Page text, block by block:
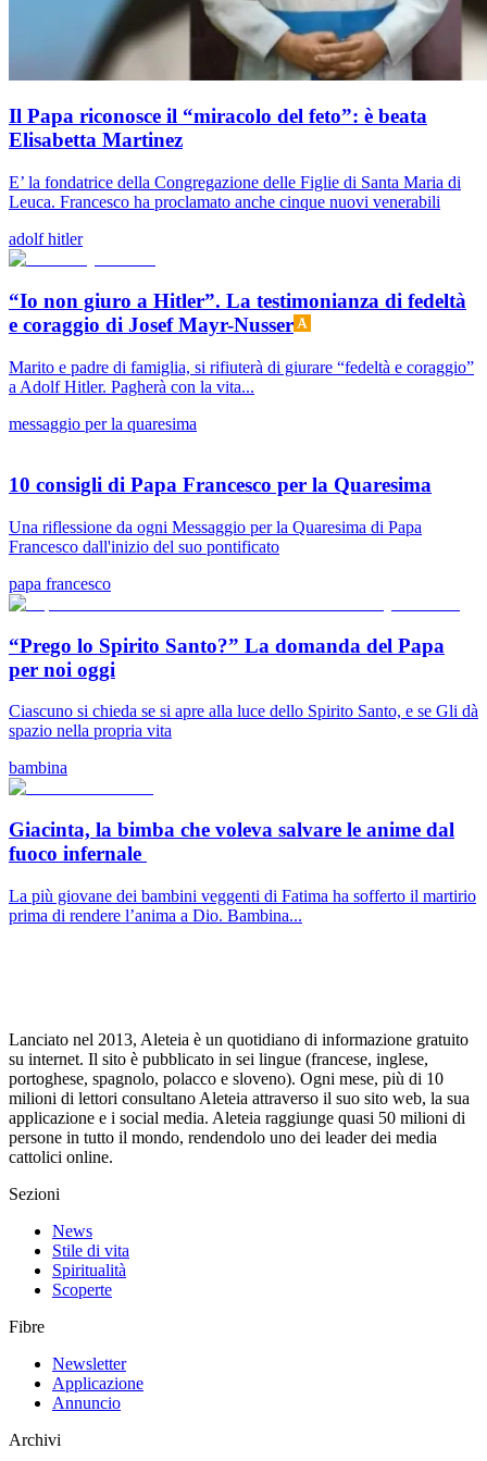
Il Papa riconosce il “miracolo del feto”: è beata
Elisabetta Martinez
E’ la fondatrice della Congregazione delle Figlie di Santa Maria di
Leuca. Francesco ha proclamato anche cinque nuovi venerabili
adolf hitler
“Io non giuro a Hitler”. La testimonianza di fedeltà
e coraggio di Josef Mayr-Nusser
Marito e padre di famiglia, si rifiuterà di giurare “fedeltà e coraggio”
a Adolf Hitler. Pagherà con la vita...
messaggio per la quaresima
10 consigli di Papa Francesco per la Quaresima
Una riflessione da ogni Messaggio per la Quaresima di Papa
Francesco dall'inizio del suo pontificato
papa francesco
“Prego lo Spirito Santo?” La domanda del Papa
per noi oggi
Ciascuno si chieda se si apre alla luce dello Spirito Santo, e se Gli dà
spazio nella propria vita
bambina
Giacinta, la bimba che voleva salvare le anime dal
fuoco infernale
La più giovane dei bambini veggenti di Fatima ha sofferto il martirio
prima di rendere l’anima a Dio. Bambina...
Lanciato nel 2013, Aleteia è un quotidiano di informazione gratuito
su internet. Il sito è pubblicato in sei lingue (francese, inglese,
portoghese, spagnolo, polacco e sloveno). Ogni mese, più di 10
milioni di lettori consultano Aleteia attraverso il suo sito web, la sua
applicazione e i social media. Aleteia raggiunge quasi 50 milioni di
persone in tutto il mondo, rendendolo uno dei leader dei media
cattolici online.
Sezioni
News
Stile di vita
Spiritualità
Scoperte
Fibre
Newsletter
Applicazione
Annuncio
Archivi